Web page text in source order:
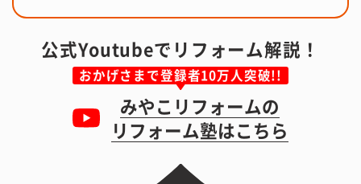
公式Youtubeでリフォーム解説！
おかげさまで登録者10万人突破!!
みやこリフォームの
リフォーム塾はこちら